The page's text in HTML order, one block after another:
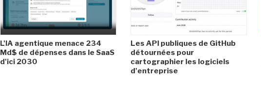
L'IA agentique menace 234
Md$ de dépenses dans le SaaS
d'ici 2030
Les API publiques de GitHub
détournées pour
cartographier les logiciels
d'entreprise